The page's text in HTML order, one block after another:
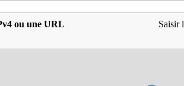
ou une URL Saisir